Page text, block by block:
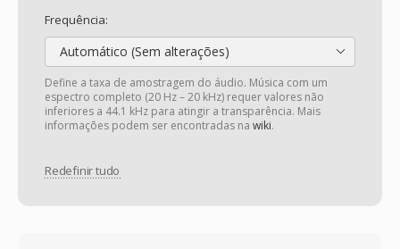
Frequência:
Automático (Sem alterações)
Define a taxa de amostragem do áudio. Música com um
espectro completo (20 Hz – 20 kHz) requer valores não
inferiores a 44.1 kHz para atingir a transparência. Mais
informações podem ser encontradas na wiki.
Redefinir tudo